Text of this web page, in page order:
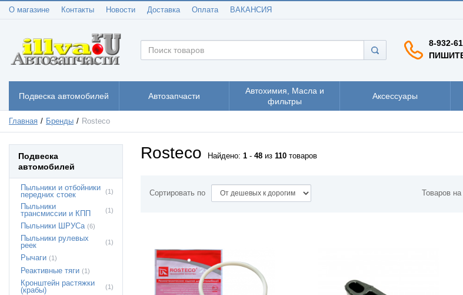
О магазине Контакты Новости Доставка Оплата ВАКАНСИЯ
8-932-
Подвеска автомобилей Автозапчасти
Автохимия, Масла и
фильтры
Аксессуары
Главная Бренды Rosteco
Подвеска
автомобилей
Пыльники и отбойники
передних стоек
(1)
Пыльники
трансмиссии и КПП
(1)
Пыльники ШРУСа (6)
Пыльники рулевых
реек
(1)
Рычаги (1)
Реактивные тяги (1)
Кронштейн растяжки
(крабы)
(1)
Rosteco Найдено: 1 - 48 из 110 товаров
Сортировать по Товаров на